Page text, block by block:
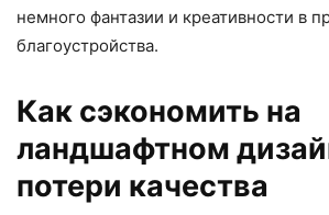
немного фантазии и креативности в
благоустройства.
Как сэкономить на
ландшафтном
потери качества